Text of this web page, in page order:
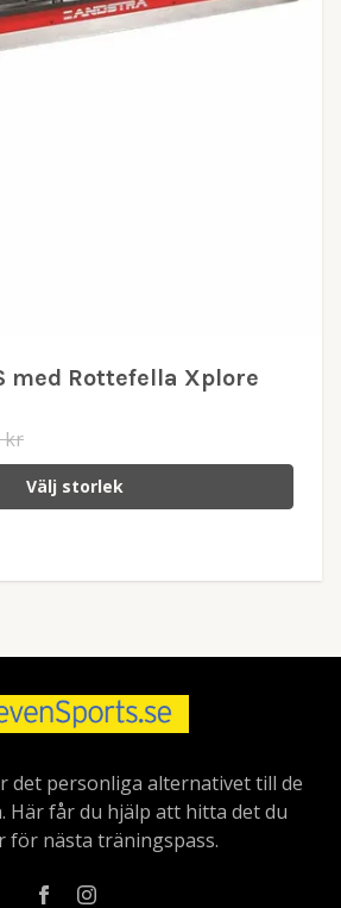
med Rottefella Xplore
kr
Välj storlek
det personliga alternativet till de
Här får du hjälp att hitta det du
för nästa träningspass.